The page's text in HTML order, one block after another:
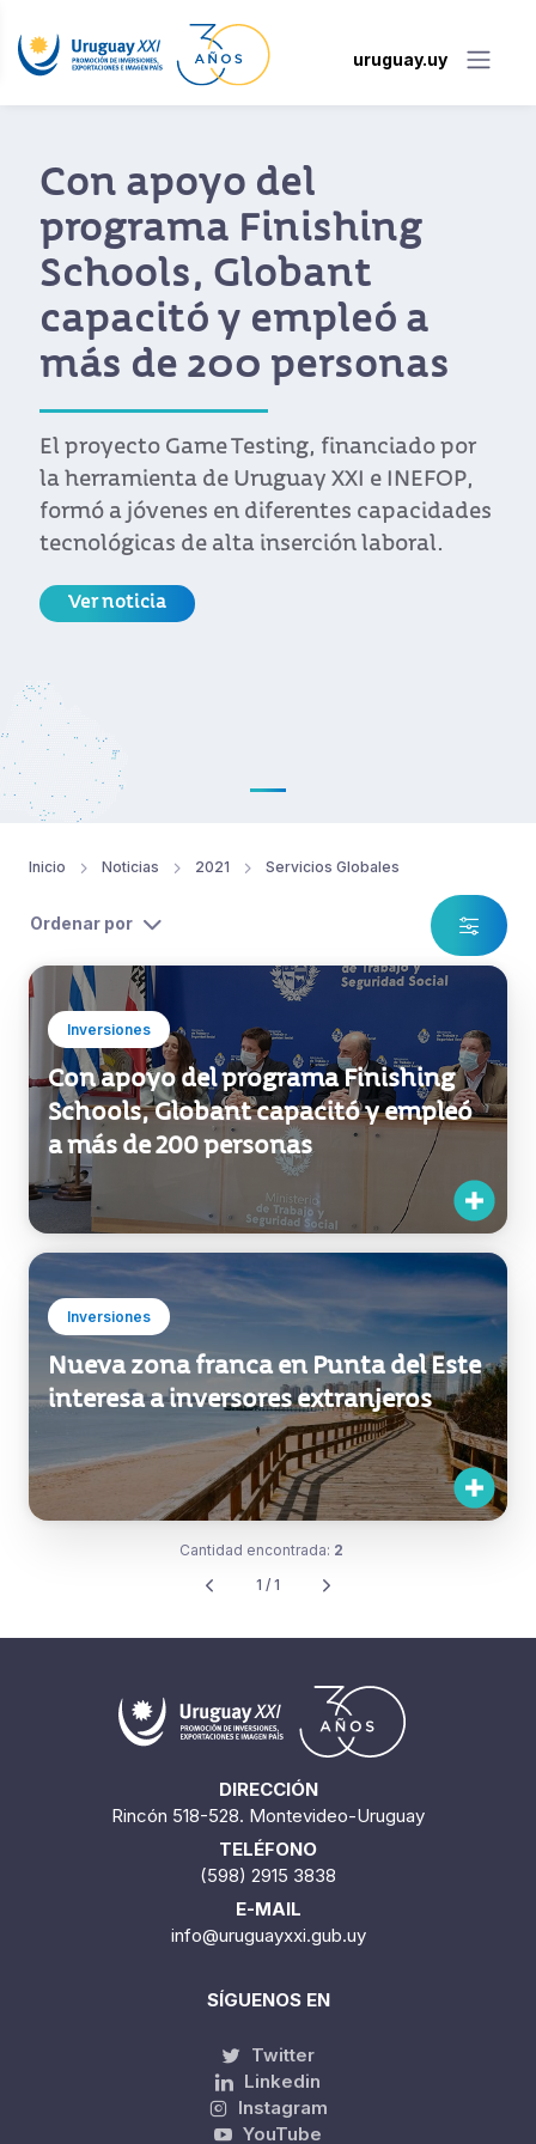
uruguay.uy
Con apoyo del
programa Finishing
Schools, Globant
capacitó y empleó a
más de 200 personas
El proyecto Game Testing, financiado por
la herramienta de Uruguay XXI e INEFOP,
formó a jóvenes en diferentes capacidades
tecnológicas de alta inserción laboral.
Ver noticia
Inicio Noticias 2021 Servicios Globales
Ordenar por
Inversiones
Con apoyo del programa Finishing
Schools, Globant capacitó y empleó
a más de 200 personas
Inversiones
Nueva zona franca en Punta del Este
interesa a inversores extranjeros
Cantidad encontrada: 2
1 / 1
DIRECCIÓN
Rincón 518-528. Montevideo-Uruguay
TELÉFONO
(598) 2915 3838
E-MAIL
info@uruguayxxi.gub.uy
SÍGUENOS EN
Twitter
Linkedin
Instagram
YouTube